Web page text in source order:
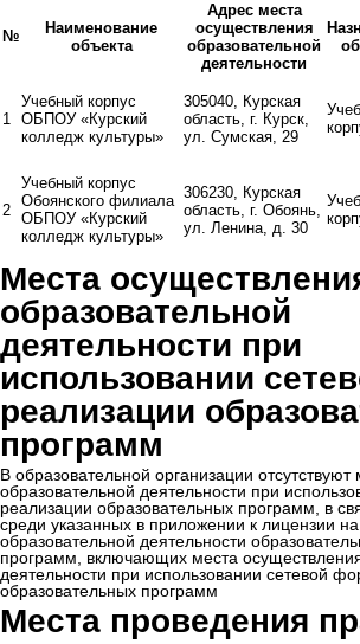
№
Наименование
объекта
Адрес места
осуществления
образовательной
деятельности
1
Учебный корпус
ОБПОУ «Курский
колледж культуры»
305040, Курская
область, г. Курск,
ул. Сумская, 29
2
Учебный корпус
Обоянского филиала
ОБПОУ «Курский
колледж культуры»
306230, Курская
область, г. Обоянь,
ул. Ленина, д. 30
Места
образовательной
деятельности при
использовании
реализации
программ
В образовательной организации
образовательной деятельности при
реализации образовательных программ, в
среди указанных в приложении к лицензии
образовательной деятельности
программ, включающих места
деятельности при использовании сетевой
образовательных программ
Места проведения